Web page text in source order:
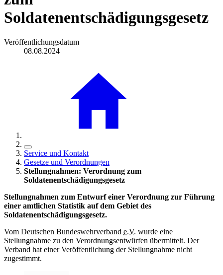
Soldatenentschädigungsgesetz
Veröffentlichungsdatum
08.08.2024
Service und Kontakt
Gesetze und Verordnungen
Stellungnahmen: Verordnung zum
Soldatenentschädigungsgesetz
Stellungnahmen zum Entwurf einer Verordnung zur Führung
einer amtlichen Statistik auf dem Gebiet des
Soldatenentschädigungsgesetz.
Vom Deutschen Bundeswehrverband e.V. wurde eine
Stellungnahme zu den Verordnungsentwürfen übermittelt. Der
Verband hat einer Veröffentlichung der Stellungnahme nicht
zugestimmt.